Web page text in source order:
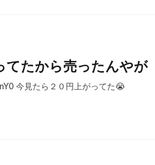
てたから売ったんやが
今見たら２０円上がってた😭